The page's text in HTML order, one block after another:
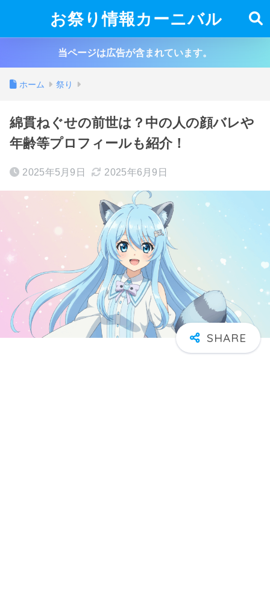
お祭り情報カーニバル
当ページは広告が含まれています。
ホーム 祭り
綿貫ねぐせの前世は？中の人の顔バレや
年齢等プロフィールも紹介！
2025年5月9日 2025年6月9日